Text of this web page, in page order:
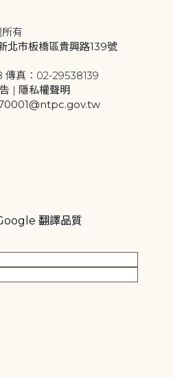
有
北市板橋區貴興路139號
真：02-29538139
| 隱私權聲明
翻譯品質